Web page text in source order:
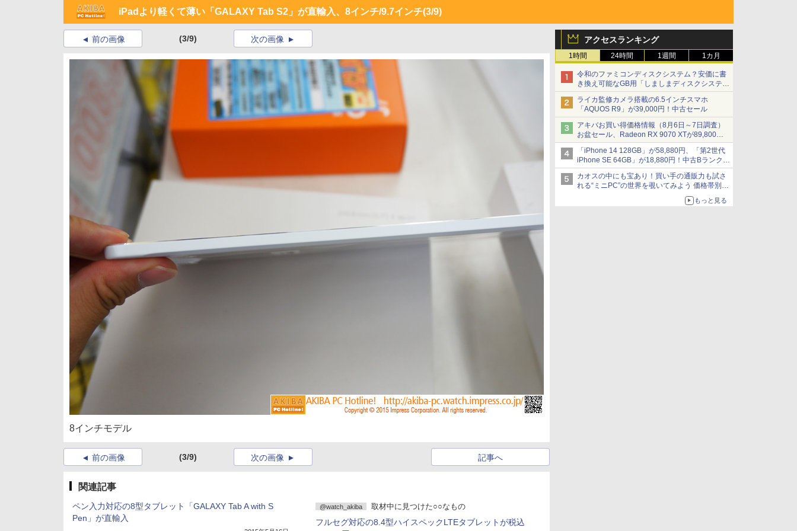
iPadより軽くて薄い「GALAXY Tab S2」が直輸入、8インチ/9.7インチ(3/9)
アクセスランキング
1時間 24時間 1週間 1カ月
令和のファミコンディスクシステム？安価に書
き換え可能なGB用「しましまディスクシステ
ム」
ライカ監修カメラ搭載の6.5インチスマホ
「AQUOS R9」が39,000円！中古セール
アキバお買い得価格情報（8月6日～7日調査）
お盆セール、Radeon RX 9070 XTが89,800
円、水平周波数24.8kHz対応の17型モニターが
9,801円、暑さ指数連動セール ほか
「iPhone 14 128GB」が58,880円、「第2世代
iPhone SE 64GB」が18,880円！中古Bランク品
セール
カオスの中にも宝あり！買い手の通販力も試さ
れる“ミニPC”の世界を覗いてみよう 価格帯別に
仕様や特徴を整理、11製品をピックアップ text
もっと見る
前の画像 (3/9) 次の画像
8インチモデル
前の画像 (3/9) 記事へ
次の画像
関連記事
ペン入力対応の8型タブレット「GALAXY Tab A with S
Pen」が直輸入
@watch_akiba 取材中に見つけた○○なもの
フルセグ対応の8.4型ハイスペックLTEタブレットが税込